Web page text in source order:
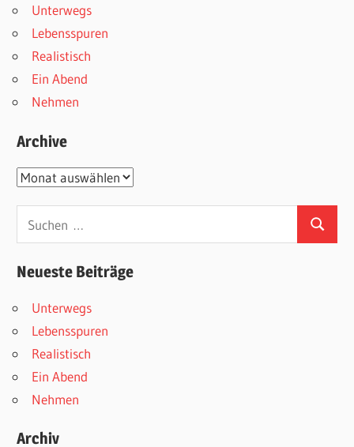
Unterwegs
Lebensspuren
Realistisch
Ein Abend
Nehmen
Archive
Archive
nach:
Suchen
Neueste Beiträge
Unterwegs
Lebensspuren
Realistisch
Ein Abend
Nehmen
Archiv